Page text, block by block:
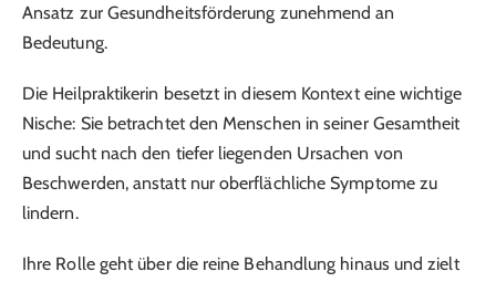
Ansatz zur Gesundheitsförderung zunehmend an
Bedeutung.
Die Heilpraktikerin besetzt in diesem Kontext eine wichtige
Nische: Sie betrachtet den Menschen in seiner Gesamtheit
und sucht nach den tiefer liegenden Ursachen von
Beschwerden, anstatt nur oberflächliche Symptome zu
lindern.
Ihre Rolle geht über die reine Behandlung hinaus und zielt